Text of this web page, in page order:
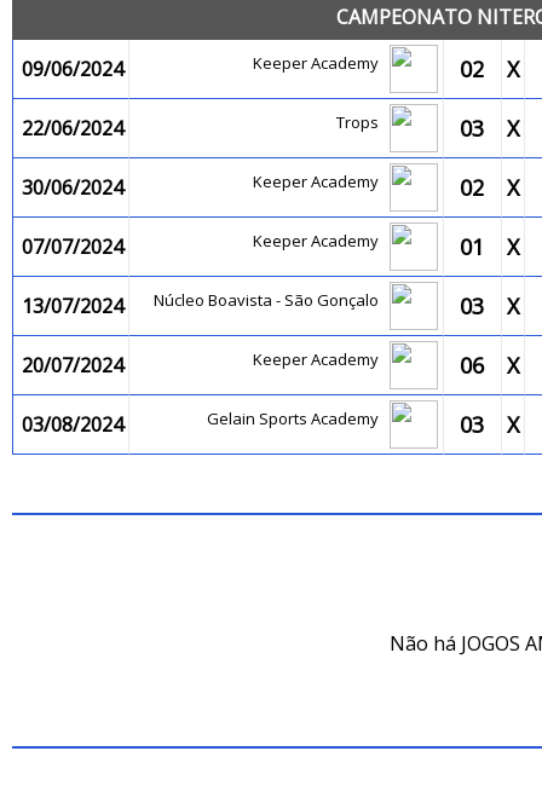
CAMPEONATO
09/06/2024
Keeper Academy 02 X
22/06/2024 Trops 03 X
30/06/2024 Keeper Academy 02 X
07/07/2024 Keeper Academy 01 X
13/07/2024 Núcleo Boavista - São Gonçalo 03 X
20/07/2024 Keeper Academy 06 X
03/08/2024 Gelain Sports Academy 03 X
Não há JOGOS